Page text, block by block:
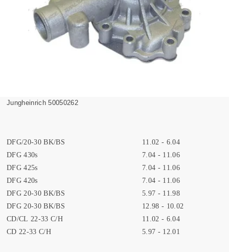
Jungheinrich 50050262
DFG/20-30 BK/BS
11.02 - 6.04
DFG 430s
7.04 - 11.06
DFG 425s
7.04 - 11.06
DFG 420s
7.04 - 11.06
DFG 20-30 BK/BS
5.97 - 11.98
DFG 20-30 BK/BS
12.98 - 10.02
CD/CL 22-33 C/H
11.02 - 6.04
CD 22-33 C/H
5.97 - 12.01